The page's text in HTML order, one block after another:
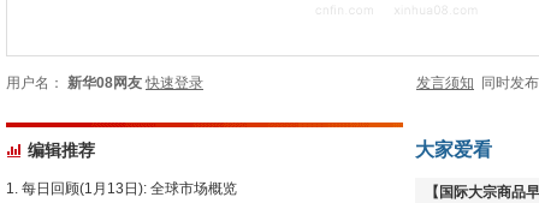
用户名： 新华08网友 快速登录 发言须知 同时发
编辑推荐
每日回顾(1月13日): 全球市场概览
大家爱看
【国际大宗商品